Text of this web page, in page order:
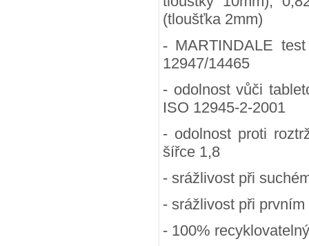
(tloušťka 2mm)
- MARTINDALE
12947/14465
- odolnost vůči
ISO 12945-2-2001
- odolnost proti
šířce 1,8
- srážlivost při
- srážlivost při
- 100% recyklovatelný